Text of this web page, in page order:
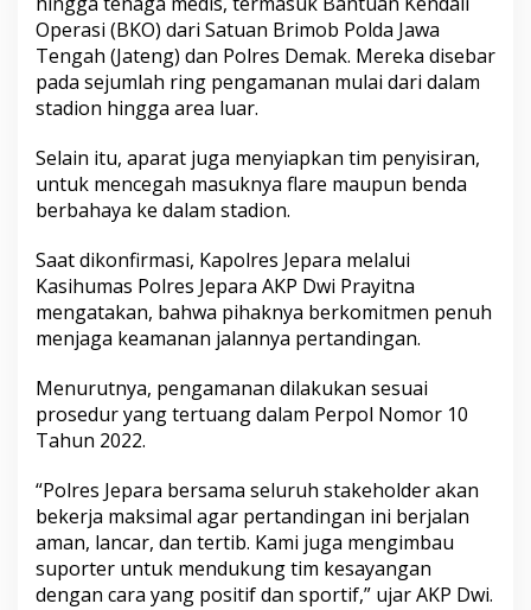
Operasi (BKO) dari Satuan Brimob Polda Jawa
Tengah (Jateng) dan Polres Demak. Mereka disebar
pada sejumlah ring pengamanan mulai dari dalam
stadion hingga area luar.
​Selain itu, aparat juga menyiapkan tim penyisiran,
untuk mencegah masuknya flare maupun benda
berbahaya ke dalam stadion.
​Saat dikonfirmasi, Kapolres Jepara melalui
Kasihumas Polres Jepara AKP Dwi Prayitna
mengatakan, bahwa pihaknya berkomitmen penuh
menjaga keamanan jalannya pertandingan.
​Menurutnya, pengamanan dilakukan sesuai
prosedur yang tertuang dalam Perpol Nomor 10
Tahun 2022.
​“Polres Jepara bersama seluruh stakeholder akan
bekerja maksimal agar pertandingan ini berjalan
aman, lancar, dan tertib. Kami juga mengimbau
suporter untuk mendukung tim kesayangan
dengan cara yang positif dan sportif,” ujar AKP Dwi.